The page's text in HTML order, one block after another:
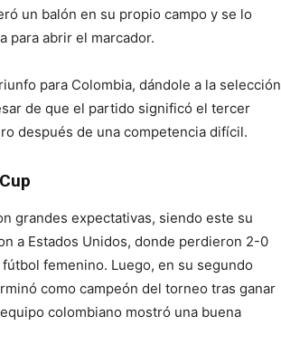
un balón en su propio campo y se lo
para abrir el marcador.
para Colombia, dándole a la selección
de que el partido significó el tercer
después de una competencia difícil.
grandes expectativas, siendo este su
a Estados Unidos, donde perdieron 2-0
femenino. Luego, en su segundo
como campeón del torneo tras ganar
colombiano mostró una buena